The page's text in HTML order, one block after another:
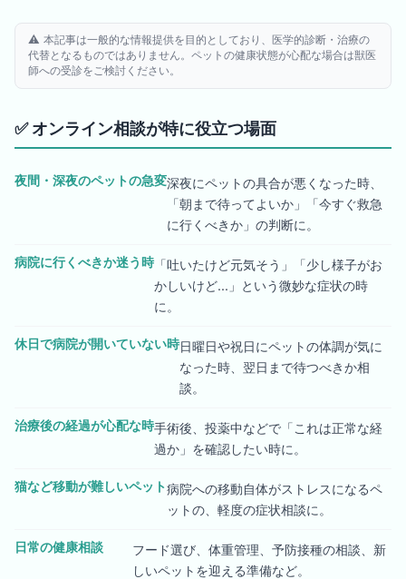
⚠️ 本記事は一般的な情報提供を目的としており、医学的診断・治療の
代替となるものではありません。ペットの健康状態が心配な場合は獣医
師への受診をご検討ください。
✅ オンライン相談が特に役立つ場面
夜間・深夜のペットの急変深夜にペットの具合が悪くなった時、
「朝まで待ってよいか」「今すぐ救急
に行くべきか」の判断に。
病院に行くべきか迷う時「吐いたけど元気そう」「少し様子がお
かしいけど...」という微妙な症状の時
に。
休日で病院が開いていない時日曜日や祝日にペットの体調が気に
なった時、翌日まで待つべきか相
談。
治療後の経過が心配な時手術後、投薬中などで「これは正常な経
過か」を確認したい時に。
猫など移動が難しいペット病院への移動自体がストレスになるペ
ットの、軽度の症状相談に。
日常の健康相談
フード選び、体重管理、予防接種の相談、新
しいペットを迎える準備など。